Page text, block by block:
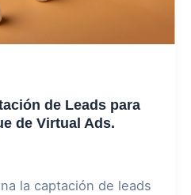
de Leads para
de Virtual Ads.
la captación de leads